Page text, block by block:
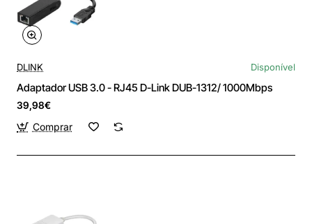
DLINK Disponível
Adaptador USB 3.0 - RJ45 D-Link DUB-1312/ 1000Mbps
39,98€
Comprar